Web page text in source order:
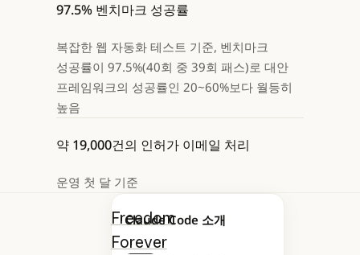
97.5% 벤치마크 성공률
복잡한 웹 자동화 테스트 기준, 벤치마크
성공률이 97.5%(40회 중 39회 패스)로 대안
프레임워크의 성공률인 20~60%보다 월등히
높음
약 19,000건의 인허가 이메일 처리
운영 첫 달 기준
Claude Code 소개
Freedom
Forever는 미국